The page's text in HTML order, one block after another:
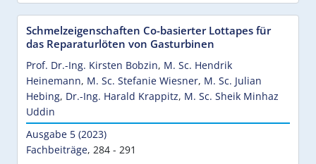
Schmelzeigenschaften Co-basierter Lottapes für
das Reparaturlöten von Gasturbinen
Prof. Dr.-Ing. Kirsten Bobzin, M. Sc. Hendrik
Heinemann, M. Sc. Stefanie Wiesner, M. Sc. Julian
Hebing, Dr.-Ing. Harald Krappitz, M. Sc. Sheik Minhaz
Uddin
Ausgabe 5 (2023)
Fachbeiträge, 284 - 291